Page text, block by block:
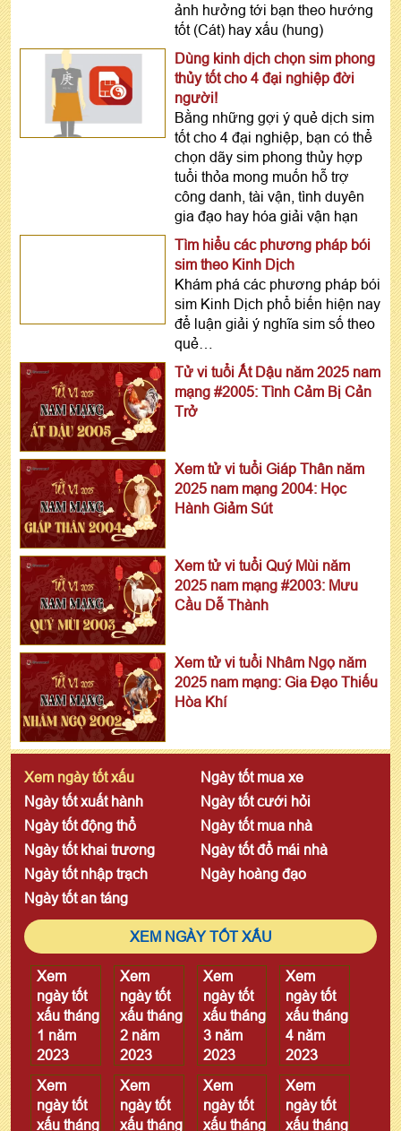
ảnh hưởng tới bạn theo hướng
tốt (Cát) hay xấu (hung)
Dùng kinh dịch chọn sim phong
thủy tốt cho 4 đại nghiệp đời
người!
Bằng những gợi ý quẻ dịch sim
tốt cho 4 đại nghiệp, bạn có thể
chọn dãy sim phong thủy hợp
tuổi thỏa mong muốn hỗ trợ
công danh, tài vận, tình duyên
gia đạo hay hóa giải vận hạn
Tìm hiểu các phương pháp bói
sim theo Kinh Dịch
Khám phá các phương pháp bói
sim Kinh Dịch phổ biến hiện nay
để luận giải ý nghĩa sim số theo
quẻ…
Tử vi tuổi Ất Dậu năm 2025 nam
mạng #2005: Tình Cảm Bị Cản
Trở
Xem tử vi tuổi Giáp Thân năm
2025 nam mạng 2004: Học
Hành Giảm Sút
Xem tử vi tuổi Quý Mùi năm
2025 nam mạng #2003: Mưu
Cầu Dễ Thành
Xem tử vi tuổi Nhâm Ngọ năm
2025 nam mạng: Gia Đạo Thiếu
Hòa Khí
Xem ngày tốt xấu
Ngày tốt mua xe
Ngày tốt xuất hành
Ngày tốt cưới hỏi
Ngày tốt động thổ
Ngày tốt mua nhà
Ngày tốt khai trương
Ngày tốt đổ mái nhà
Ngày tốt nhập trạch
Ngày hoàng đạo
Ngày tốt an táng
XEM NGÀY TỐT XẤU
Xem
ngày tốt
xấu tháng
1 năm
2023
Xem
ngày tốt
xấu tháng
2 năm
2023
Xem
ngày tốt
xấu tháng
3 năm
2023
Xem
ngày tốt
xấu tháng
4 năm
2023
Xem
ngày tốt
xấu tháng
Xem
ngày tốt
xấu tháng
Xem
ngày tốt
xấu tháng
Xem
ngày tốt
xấu tháng